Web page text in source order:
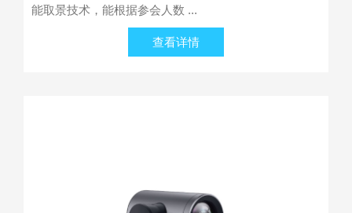
能取景技术，能根据参会人数 ...
查看详情